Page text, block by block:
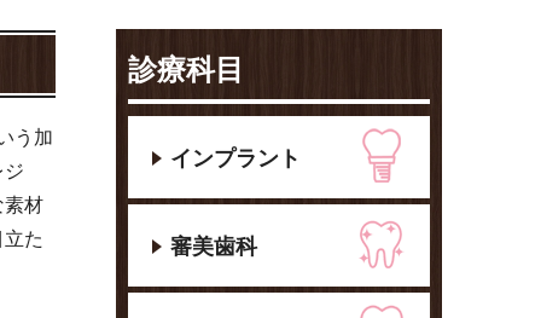
う加
材
た
診療科目
インプラント
審美歯科